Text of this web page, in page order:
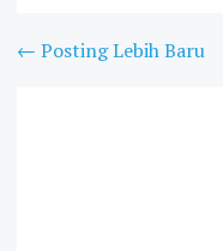
← Posting Lebih Baru